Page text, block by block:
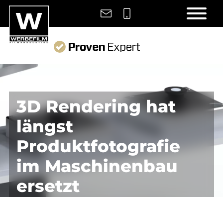
3D Rendering hat
längst
Produktfotografie
im Maschinenbau
ersetzt